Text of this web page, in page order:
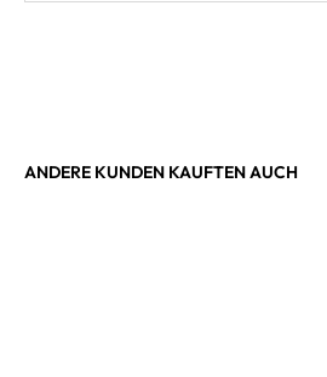
ANDERE KUNDEN KAUFTEN AUCH